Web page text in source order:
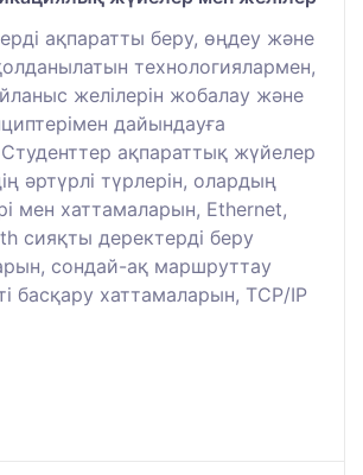
ақпаратты беру, өңдеу және
технологиялармен,
желілерін жобалау және
дайындауға
ақпараттық жүйелер
әртүрлі түрлерін, олардың
мен хаттамаларын, Ethernet,
сияқты деректерді беру
сондай-ақ маршруттау
басқару хаттамаларын, TCP/IP